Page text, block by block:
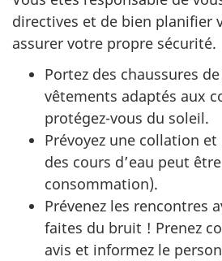
directives et de bien planifier
assurer votre propre sécurité.
Portez des chaussures
vêtements adaptés aux
protégez-vous du soleil.
Prévoyez une collation et
des cours d’eau peut
consommation).
Prévenez les rencontres
faites du bruit ! Prenez
avis et informez le